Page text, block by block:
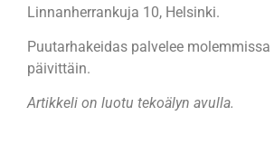
Linnanherrankuja 10, Helsinki.
Puutarhakeidas palvelee
päivittäin.
Artikkeli on luotu tekoälyn avulla.